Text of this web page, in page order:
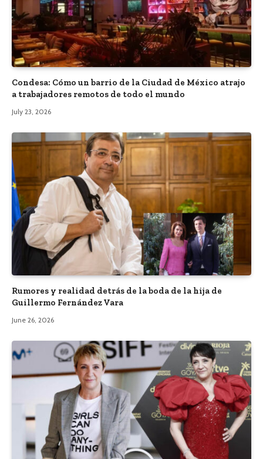
Condesa: Cómo un barrio de la Ciudad de México atrajo
a trabajadores remotos de todo el mundo
July 23, 2026
Rumores y realidad detrás de la boda de la hija de
Guillermo Fernández Vara
June 26, 2026